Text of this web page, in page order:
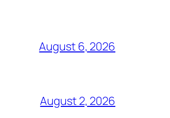
August 6, 2026
August 2, 2026